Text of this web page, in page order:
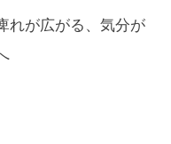
れが広がる、気分が